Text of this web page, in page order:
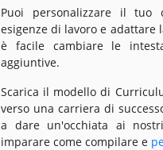
Puoi personalizzare il tuo
esigenze di lavoro e
è facile cambiare le
aggiuntive.
Scarica il modello di
verso una carriera di
a dare un'occhiata ai
imparare come compilare e